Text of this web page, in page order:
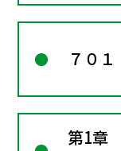
７０
第1章